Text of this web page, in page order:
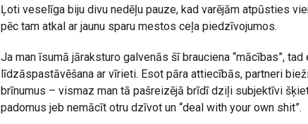
Ļoti veselīga biju divu nedēļu pauze, kad varējām atpūsties
pēc tam atkal ar jaunu sparu mestos ceļa piedzīvojumos.
Ja man īsumā jāraksturo galvenās šī brauciena “mācības”,
līdzāspastāvēšana ar vīrieti. Esot pāra attiecībās, partneri
brīnumus – vismaz man tā pašreizējā brīdī dziļi subjektīvi
padomus jeb nemācīt otru dzīvot un “deal with your own shit”.